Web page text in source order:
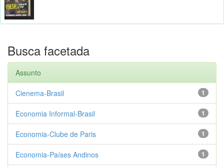
Busca facetada
Assunto
1
Cienema-Brasil
1
Economia Informal-Brasil
1
Economia-Clube de Paris
1
Economia-Países Andinos